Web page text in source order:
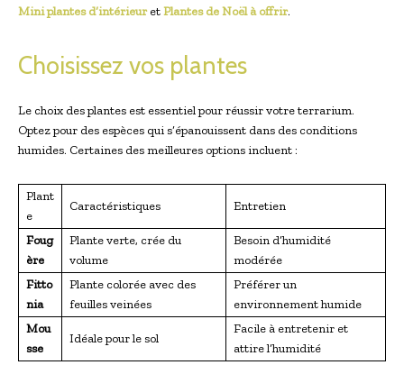
Mini plantes d’intérieuretPlantes de Noël à offrir.
Choisissez vos plantes
Le choix des plantes est essentiel pour réussir votre terrarium.
Optez pour des espèces qui s’épanouissent dans des conditions
humides. Certaines des meilleures options incluent :
Plant
e
Caractéristiques Entretien
Foug
ère
Plante verte, crée du
volume
Besoin d’humidité
modérée
Fitto
nia
Plante colorée avec des
feuilles veinées
Préférer un
environnement humide
Mou
sse
Idéale pour le sol
Facile à entretenir et
attire l’humidité